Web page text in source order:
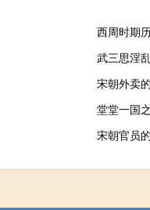
西周时期
武三思淫
宋朝外卖
堂堂一国
宋朝官员